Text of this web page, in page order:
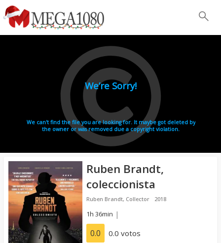
Ruben Brandt,
coleccionista
Ruben Brandt, Collector 2018
1h 36min |
0.0 0.0 votos